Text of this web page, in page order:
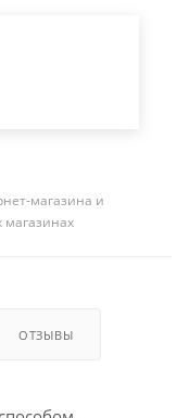
магазина и
магазинах
ОТЗЫВЫ